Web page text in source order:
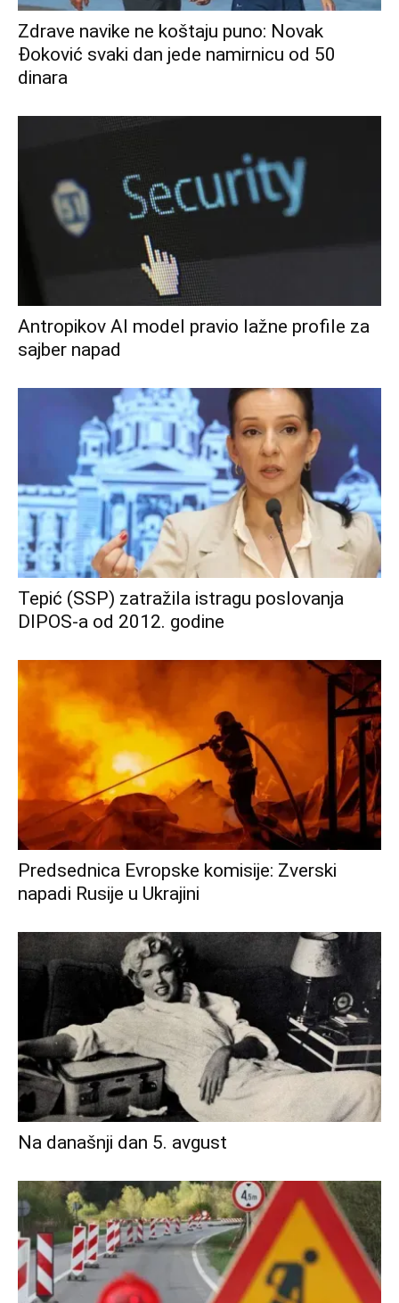
Zdrave navike ne koštaju puno: Novak
Đoković svaki dan jede namirnicu od 50
dinara
Antropikov AI model pravio lažne profile za
sajber napad
Tepić (SSP) zatražila istragu poslovanja
DIPOS-a od 2012. godine
Predsednica Evropske komisije: Zverski
napadi Rusije u Ukrajini
Na današnji dan 5. avgust